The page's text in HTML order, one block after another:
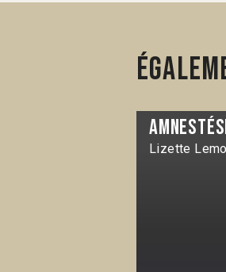
Lizette